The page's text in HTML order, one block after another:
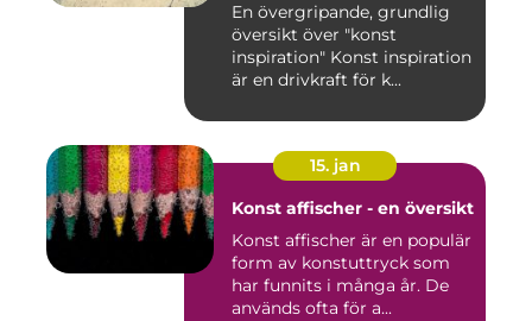
En övergripande, grundlig
översikt över "konst
inspiration" Konst inspiration
är en drivkraft för k...
15. jan
Konst affischer - en översikt
Konst affischer är en populär
form av konstuttryck som
har funnits i många år. De
används ofta för a...